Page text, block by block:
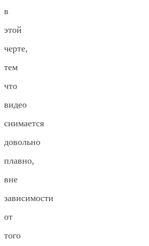
в
этой
черте,
тем
что
видео
снимается
довольно
плавно,
вне
зависимости
от
того